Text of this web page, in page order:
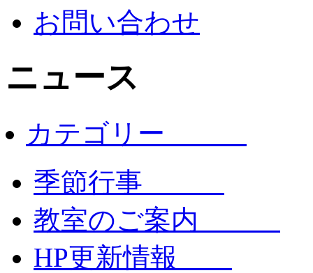
お問い合わせ
ニュース
カテゴリー
季節行事
教室のご案内
HP更新情報